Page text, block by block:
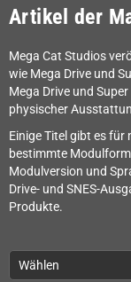
Artikel der
Mega Cat Studios
wie Mega Drive und
Mega Drive und
physischer
Einige Titel gibt es für
bestimmte
Modulversion und
Drive- und SNES-
Produkte.
Wählen